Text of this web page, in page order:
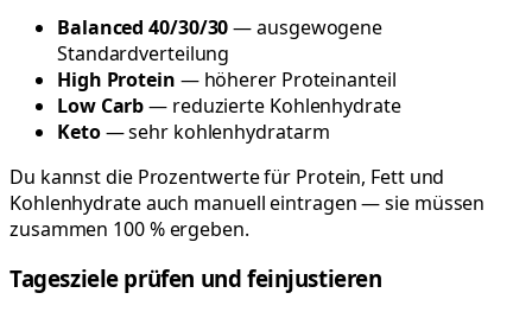
Balanced 40/30/30— ausgewogene
Standardverteilung
High Protein — höherer Proteinanteil
Low Carb— reduzierte Kohlenhydrate
Keto— sehr kohlenhydratarm
Du kannst die Prozentwerte für Protein, Fett und
Kohlenhydrate auch manuell eintragen — sie müssen
zusammen 100 % ergeben.
Tagesziele prüfen und feinjustieren